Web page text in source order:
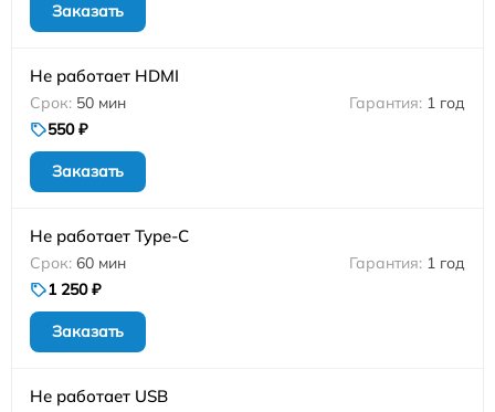
Заказать
Не работает HDMI
50 мин
1 год
550 ₽
Заказать
Не работает Type-C
60 мин
1 год
1 250 ₽
Заказать
Не работает USB